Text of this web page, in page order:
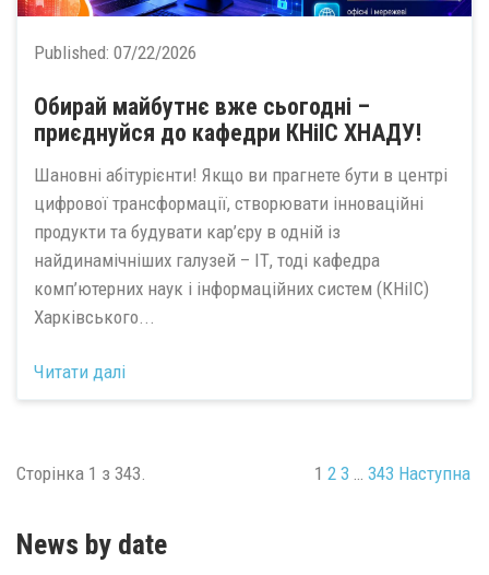
Published: 07/22/2026
Обирай майбутнє вже сьогодні –
приєднуйся до кафедри КНіІС ХНАДУ!
Шановні абітурієнти! Якщо ви прагнете бути в центрі
цифрової трансформації, створювати інноваційні
продукти та будувати кар’єру в одній із
найдинамічніших галузей – ІТ, тоді кафедра
комп’ютерних наук і інформаційних систем (КНіІС)
Харківського...
Читати далі
Сторінка 1 з 343. 1 2 3 … 343 Наступна
News by date